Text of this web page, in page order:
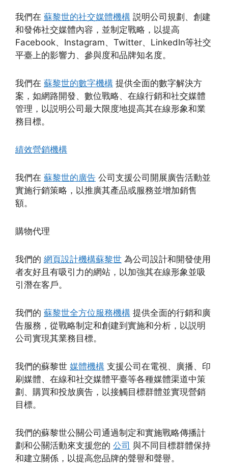
我們在 蘇黎世的社交媒體機構 説明公司規劃、創建
和發佈社交媒體內容，並制定戰略，以提高
Facebook、Instagram、Twitter、LinkedIn等社交
平臺上的影響力、參與度和品牌知名度。
我們在 蘇黎世的數字機構 提供全面的數字解決方
案，如網路開發、數位戰略、在線行銷和社交媒體
管理，以説明公司最大限度地提高其在線形象和業
務目標。
績效營銷機構
我們在 蘇黎世的廣告 公司支援公司開展廣告活動並
實施行銷策略，以推廣其產品或服務並增加銷售
額。
購物代理
我們的 網頁設計機構蘇黎世 為公司設計和開發使用
者友好且有吸引力的網站，以加強其在線形象並吸
引潛在客戶。
我們的 蘇黎世全方位服務機構 提供全面的行銷和廣
告服務，從戰略制定和創建到實施和分析，以説明
公司實現其業務目標。
我們的蘇黎世 媒體機構 支援公司在電視、廣播、印
刷媒體、在線和社交媒體平臺等各種媒體渠道中策
劃、購買和投放廣告，以接觸目標群體並實現營銷
目標。
我們的蘇黎世公關公司通過制定和實施戰略傳播計
劃和公關活動來支援您的 公司 與不同目標群體保持
和建立關係，以提高您品牌的聲譽和聲譽。